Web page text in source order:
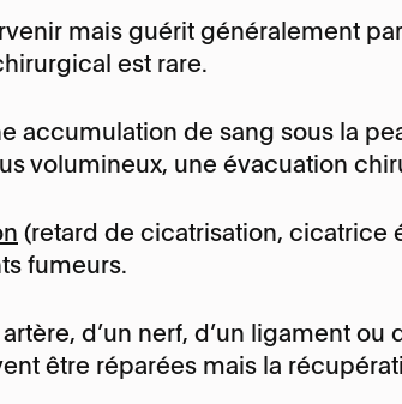
mais guérit généralement
est rare.
accumulation de sang sous la
volumineux, une évacuation
(retard de cicatrisation, cicatrice
fumeurs.
artère, d’un nerf, d’un ligament
être réparées mais la